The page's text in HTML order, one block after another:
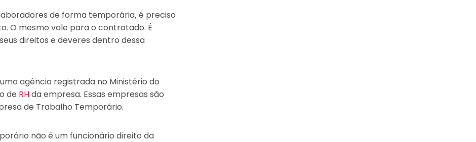
de forma temporária, é preciso
O mesmo vale para o contratado. É
direitos e deveres dentro dessa
agência registrada no Ministério do
de RHda empresa. Essas empresas são
de Trabalho Temporário.
não é um funcionário direito da